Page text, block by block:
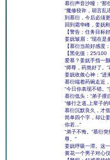
慕衍声音沙哑：“那
“魔修狡诈，胡言乱
到慕衍，今后必须
回到霜华峰，姜妩
【警告：任务目标
姜妩皱眉：“现在是
【慕衍当前好感度
【黑化值：25/100
爱慕？姜妩手指一
“师尊，药熬好了。
姜妩收敛心神：“进
慕衍端着药碗走近
“今日你表现不错。
慕衍低头：“弟子擅
“修行之道,上辈子
慕衍沉默良久，才
简单四个字，却让
你若...“
“弟子不悔。“慕衍
尊。“
姜妩呼吸一滞。这
黄花一个男子对心